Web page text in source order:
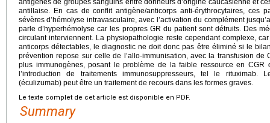
antillaise. En cas de conflit antigène/anticorps anti-érythrocytaires, ces
sévères d’hémolyse intravasculaire, avec l’activation du complément
parle d’hyperhémolyse car les propres GR du patient sont détruits. Des
circulant interviennent. La physiopathologie reste cependant complexe,
anticorps détectables, le diagnostic ne doit donc pas être éliminé si le
prévention repose sur celle de l’allo-immunisation, avec la transfusion de
plus immunogènes, posant le problème de la faible ressource en CGR
l’introduction de traitements immunosuppresseurs, tel le rituximab.
(éculizumab) peut être un traitement de recours dans les formes graves.
Le texte complet de cet article est disponible en PDF.
Summary